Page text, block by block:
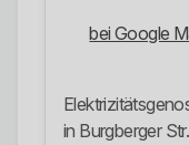
bei Google
in Burgberger